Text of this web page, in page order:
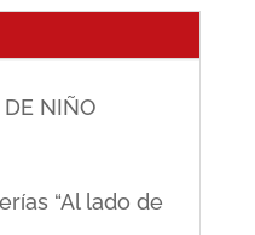
DE NIÑO
“Al lado de